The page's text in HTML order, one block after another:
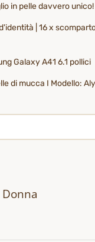
in pelle davvero unico!
| 16 x
Galaxy A41 6.1 pollici
di mucca I Modello: